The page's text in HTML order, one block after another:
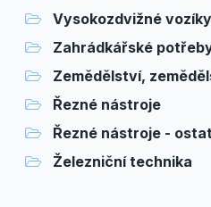
Vysokozdvižné vozíky
Zahrádkářské
Zemědělství,
Řezné nástroje
Řezné nástroje -
Železniční technika